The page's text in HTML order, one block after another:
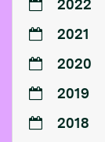
2022
2021
2020
2019
2018